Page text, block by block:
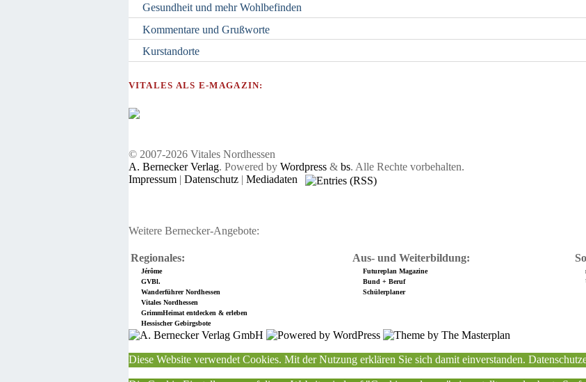
Gesundheit und mehr Wohlbefinden
Kommentare und Grußworte
Kurstandorte
VITALES ALS E-MAGAZIN:
© 2007-2026 Vitales Nordhessen
A. Bernecker Verlag. Powered by Wordpress& bs. Alle Rechte vorbehalten.
Impressum| Datenschutz| Mediadaten
Weitere Bernecker-Angebote:
Regionales: Aus- und Weiterbildung:
Jérôme Futureplan Magazine
GVBl.
Bund + Beruf
Wanderführer Nordhessen
Schülerplaner
Vitales Nordhessen
GrimmHeimat entdecken & erleben
Hessischer Gebirgsbote
Diese Website verwendet Cookies. Mit der Nutzung erklären Sie sich damit einverstanden.